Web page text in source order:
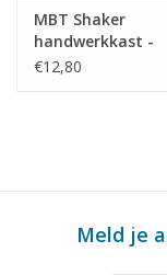
MBT Shaker
handwerkkast -
Bouwtekening
€12,80
Meld je